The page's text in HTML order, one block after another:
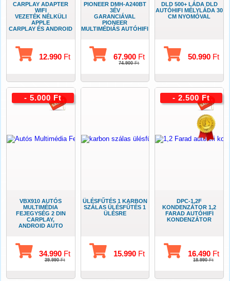
CARPLAY ADAPTER
WIFI
VEZETÉK NÉLKÜLI
APPLE
CARPLAY ÉS ANDROID
12.990 Ft
PIONEER DMH-A240BT
3ÉV
GARANCIÁVAL
PIONEER
MULTIMÉDIÁS AUTÓHIFI
67.900Ft
74.900Ft
DLD 500+ LÁDA DLD
AUTÓHIFI MÉLYLÁDA 30
CM NYOMÓVAL
50.990Ft
VBX910 AUTÓS
MULTIMÉDIA
FEJEGYSÉG 2 DIN
CARPLAY,
ANDROID AUTO
34.990 Ft
39.990Ft
- 5.000 Ft
ÜLÉSFŰTÉS 1 KARBON
SZÁLAS ÜLÉSFŰTÉS 1
ÜLÉSRE
15.990Ft
DPC-1,2F
KONDENZÁTOR 1,2
FARAD AUTÓHIFI
KONDENZÁTOR
16.490Ft
18.990Ft
- 2.500 Ft